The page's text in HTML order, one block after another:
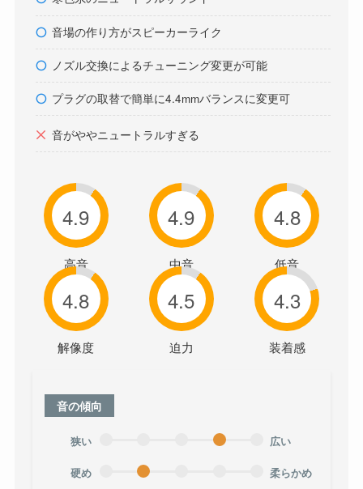
音場の作り方がスピーカーライク
ノズル交換によるチューニング変更が可能
プラグの取替で簡単に4.4mmバランスに変更可
音がややニュートラルすぎる
4.9
高音
4.9
中音
4.8
低音
4.8
解像度
4.5
迫力
4.3
装着感
音の傾向
狭い 広い
硬め 柔らかめ